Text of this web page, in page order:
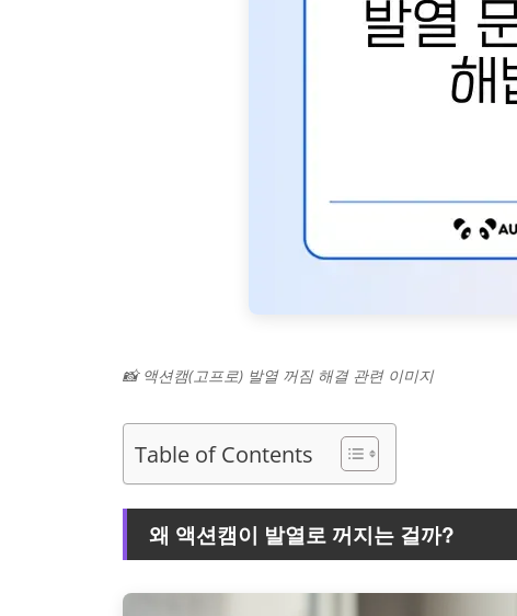
📸 액션캠(고프로) 발열 꺼짐 해결 관련 이미지
Table of Contents
왜 액션캠이 발열로 꺼지는 걸까?